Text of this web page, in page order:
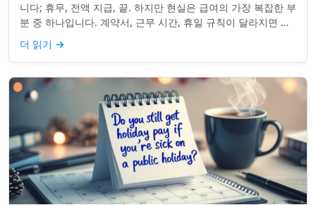
니다; 휴무, 전액 지급, 끝. 하지만 현실은 급여의 가장 복잡한 부
분 중 하나입니다. 계약서, 근무 시간, 휴일 규칙이 달라지면 하
나의 공휴일이 준수 문제...
더 읽기 →